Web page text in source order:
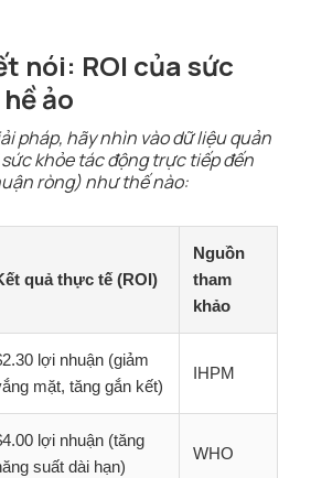
nói: ROI của sức
ảo
pháp, hãy nhìn vào dữ liệu quản
khỏe tác động trực tiếp đến
ròng) như thế nào:
quả thực tế (ROI)
Nguồn
tham
khảo
lợi nhuận (giảm
mặt, tăng gắn kết)
IHPM
lợi nhuận (tăng
suất dài hạn)
WHO